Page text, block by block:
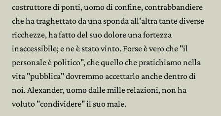
costruttore di ponti, uomo di confine, contrabbandiere
che ha traghettato da una sponda all'altra tante diverse
ricchezze, ha fatto del suo dolore una fortezza
inaccessibile; e ne è stato vinto. Forse è vero che "il
personale è politico", che quello che pratichiamo nella
vita "pubblica" dovremmo accettarlo anche dentro di
noi. Alexander, uomo dalle mille relazioni, non ha
voluto "condividere" il suo male.